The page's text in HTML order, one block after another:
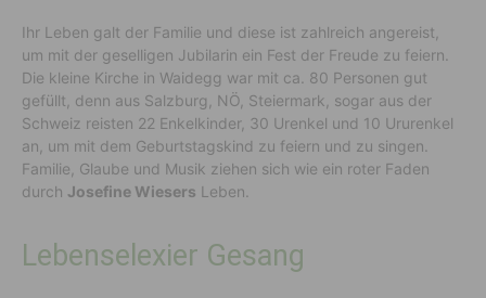
Ihr Leben galt der Familie und diese ist zahlreich angereist,
um mit der geselligen Jubilarin ein Fest der Freude zu feiern.
Die kleine Kirche in Waidegg war mit ca. 80 Personen gut
gefüllt, denn aus Salzburg, NÖ, Steiermark, sogar aus der
Schweiz reisten 22 Enkelkinder, 30 Urenkel und 10 Ururenkel
an, um mit dem Geburtstagskind zu feiern und zu singen.
Familie, Glaube und Musik ziehen sich wie ein roter Faden
durch Josefine Wiesers Leben.
Lebenselexier Gesang